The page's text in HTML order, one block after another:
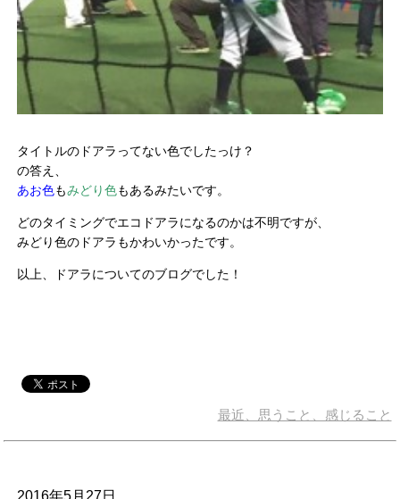
タイトルのドアラってない色でしたっけ？
の答え、
あお色もみどり色もあるみたいです。
どのタイミングでエコドアラになるのかは不明ですが、
みどり色のドアラもかわいかったです。
以上、ドアラについてのブログでした！
最近、思うこと、感じること
2016年5月27日